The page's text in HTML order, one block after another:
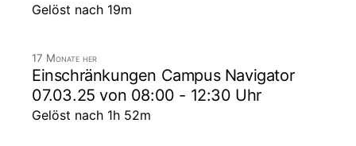
Gelöst nach 19m
17 Monate her
Einschränkungen Campus Navigator
07.03.25 von 08:00 - 12:30 Uhr
Gelöst nach 1h 52m